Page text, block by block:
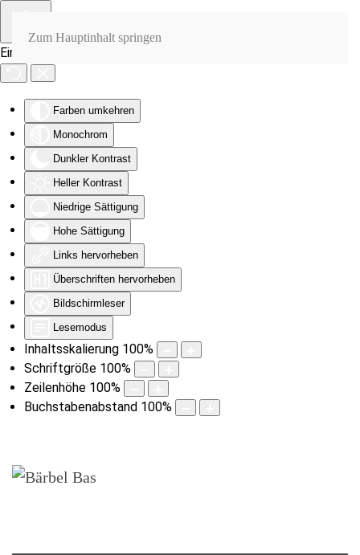
Eingabehilfen öffnen
Farben umkehren
Monochrom
Dunkler Kontrast
Heller Kontrast
Niedrige Sättigung
Hohe Sättigung
Links hervorheben
Überschriften hervorheben
Bildschirmleser
Lesemodus
Inhaltsskalierung 100%
Schriftgröße 100%
Zeilenhöhe 100%
Buchstabenabstand 100%
Zum Hauptinhalt springen